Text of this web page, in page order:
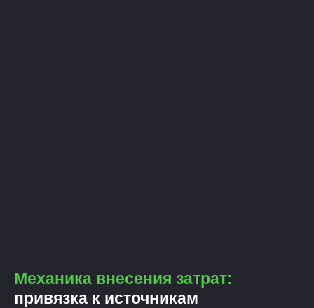
Механика внесения затрат:
привязка к источникам